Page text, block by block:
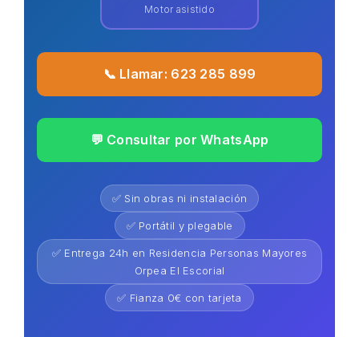
Motor asistido
📞 Llamar: 623 285 899
💬 Consultar por WhatsApp
✅ Sin obras ni instalación
✅ Portátil y plegable
✅ Entrega 24h en Residencia Personas Mayores
Orpea El Escorial
✅ Fianza 0€ con tarjeta